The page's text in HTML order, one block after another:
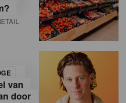
van
door